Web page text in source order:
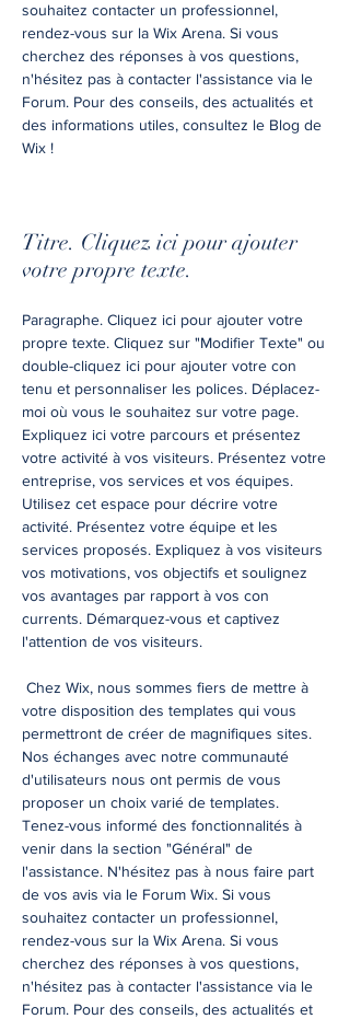
souhaitez contacter un professionnel,
rendez-vous sur la Wix Arena. Si vous
cherchez des réponses à vos questions,
n'hésitez pas à contacter l'assistance via le
Forum. Pour des conseils, des actualités et
des informations utiles, consultez le Blog de
Wix !
Titre. Cliquez ici pour ajouter
votre propre texte.
Paragraphe. Cliquez ici pour ajouter votre
propre texte. Cliquez sur "Modifier Texte" ou
double-cliquez ici pour ajouter votre con
tenu et personnaliser les polices. Déplacez-
moi où vous le souhaitez sur votre page.
Expliquez ici votre parcours et présentez
votre activité à vos visiteurs. Présentez votre
entreprise, vos services et vos équipes.
Utilisez cet espace pour décrire votre
activité. Présentez votre équipe et les
services proposés. Expliquez à vos visiteurs
vos motivations, vos objectifs et soulignez
vos avantages par rapport à vos con
currents. Démarquez-vous et captivez
l'attention de vos visiteurs.
Chez Wix, nous sommes fiers de mettre à
votre disposition des templates qui vous
permettront de créer de magnifiques sites.
Nos échanges avec notre communauté
d'utilisateurs nous ont permis de vous
proposer un choix varié de templates.
Tenez-vous informé des fonctionnalités à
venir dans la section "Général" de
l'assistance. N'hésitez pas à nous faire part
de vos avis via le Forum Wix. Si vous
souhaitez contacter un professionnel,
rendez-vous sur la Wix Arena. Si vous
cherchez des réponses à vos questions,
n'hésitez pas à contacter l'assistance via le
Forum. Pour des conseils, des actualités et